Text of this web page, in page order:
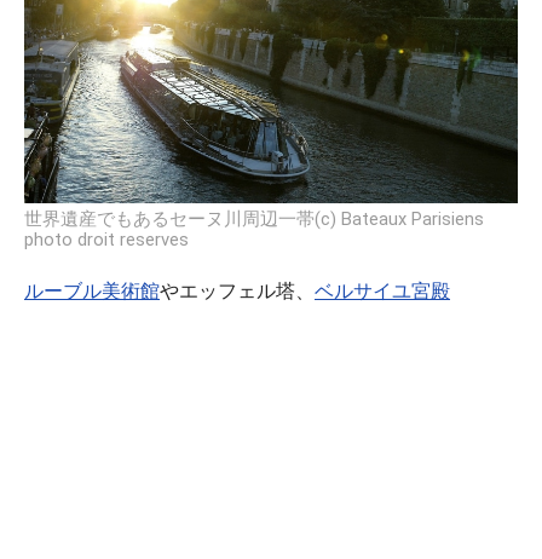
世界遺産でもあるセーヌ川周辺一帯(c) Bateaux Parisiens
photo droit reserves
ルーブル美術館やエッフェル塔、 ベルサイユ宮殿